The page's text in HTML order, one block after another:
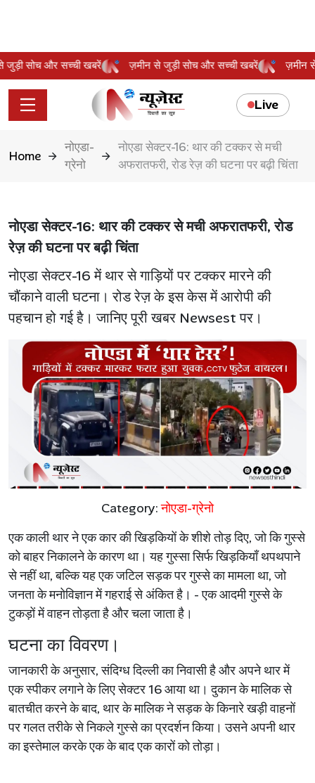
से जुड़ी सोच और सच्ची खबरें ज़मीन से जुड़ी सोच और सच्ची खबरें
Live
Home
नोएडा-
ग्रेनो
नोएडा सेक्टर-16: थार की टक्कर से मची
अफरातफरी, रोड रेज़ की घटना पर बढ़ी चिंता
नोएडा सेक्टर-16: थार की टक्कर से मची अफरातफरी, रोड
रेज़ की घटना पर बढ़ी चिंता
नोएडा सेक्टर-16 में थार से गाड़ियों पर टक्कर मारने की
चौंकाने वाली घटना। रोड रेज़ के इस केस में आरोपी की
पहचान हो गई है। जानिए पूरी खबर Newsest पर।
Category:नोएडा-ग्रेनो
एक काली थार ने एक कार की खिड़कियों के शीशे तोड़ दिए, जो कि गुस्से
को बाहर निकालने के कारण था। यह गुस्सा सिर्फ खिड़कियाँ थपथपाने
से नहीं था, बल्कि यह एक जटिल सड़क पर गुस्से का मामला था, जो
जनता के मनोविज्ञान में गहराई से अंकित है। - एक आदमी गुस्से के
टुकड़ों में वाहन तोड़ता है और चला जाता है।
घटना का विवरण।
जानकारी के अनुसार, संदिग्ध दिल्ली का निवासी है और अपने थार में
एक स्पीकर लगाने के लिए सेक्टर 16 आया था। दुकान के मालिक से
बातचीत करने के बाद, थार के मालिक ने सड़क के किनारे खड़ी वाहनों
पर गलत तरीके से निकले गुस्से का प्रदर्शन किया। उसने अपनी थार
का इस्तेमाल करके एक के बाद एक कारों को तोड़ा।